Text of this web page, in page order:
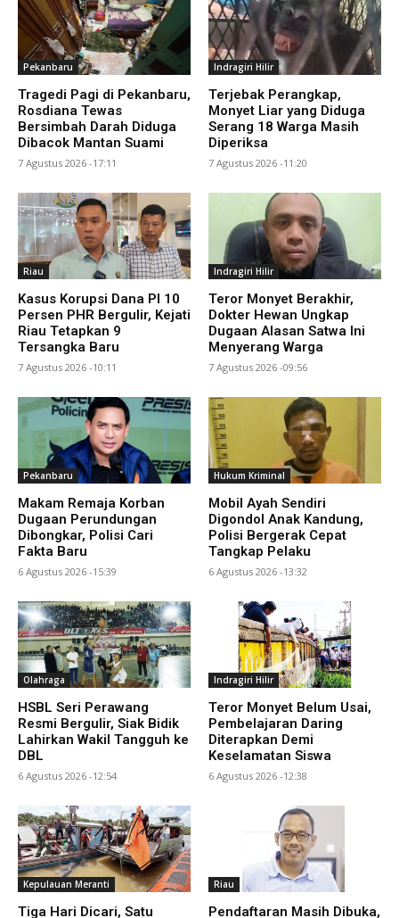
Pekanbaru
Tragedi Pagi di Pekanbaru,
Rosdiana Tewas
Bersimbah Darah Diduga
Dibacok Mantan Suami
7 Agustus 2026 -17:11
Indragiri Hilir
Terjebak Perangkap,
Monyet Liar yang Diduga
Serang 18 Warga Masih
Diperiksa
7 Agustus 2026 -11:20
Riau
Kasus Korupsi Dana PI 10
Persen PHR Bergulir, Kejati
Riau Tetapkan 9
Tersangka Baru
7 Agustus 2026 -10:11
Indragiri Hilir
Teror Monyet Berakhir,
Dokter Hewan Ungkap
Dugaan Alasan Satwa Ini
Menyerang Warga
7 Agustus 2026 -09:56
Pekanbaru
Makam Remaja Korban
Dugaan Perundungan
Dibongkar, Polisi Cari
Fakta Baru
6 Agustus 2026 -15:39
Hukum Kriminal
Mobil Ayah Sendiri
Digondol Anak Kandung,
Polisi Bergerak Cepat
Tangkap Pelaku
6 Agustus 2026 -13:32
Olahraga
HSBL Seri Perawang
Resmi Bergulir, Siak Bidik
Lahirkan Wakil Tangguh ke
DBL
6 Agustus 2026 -12:54
Indragiri Hilir
Teror Monyet Belum Usai,
Pembelajaran Daring
Diterapkan Demi
Keselamatan Siswa
6 Agustus 2026 -12:38
Kepulauan Meranti
Tiga Hari Dicari, Satu
Riau
Pendaftaran Masih Dibuka,